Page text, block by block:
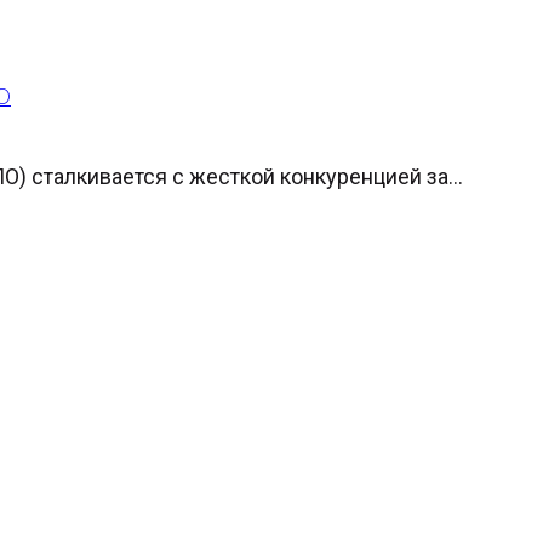
сталкивается с жесткой конкуренцией за...